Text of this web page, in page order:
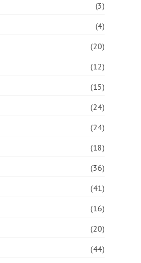
(3)
(4)
(20)
(12)
(15)
(24)
(24)
(18)
(36)
(41)
(16)
(20)
(44)